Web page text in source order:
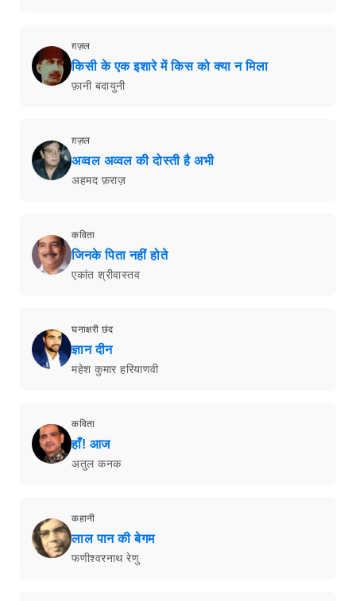
ग़ज़ल
किसी के एक इशारे में किस को क्या न मिला
फ़ानी बदायुनी
ग़ज़ल
अव्वल अव्वल की दोस्ती है अभी
अहमद फ़राज़
कविता
जिनके पिता नहीं होते
एकांत श्रीवास्तव
घनाक्षरी छंद
ज्ञान दीन
महेश कुमार हरियाणवी
कविता
हाँ! आज
अतुल कनक
कहानी
लाल पान की बेगम
फणीश्वरनाथ रेणु